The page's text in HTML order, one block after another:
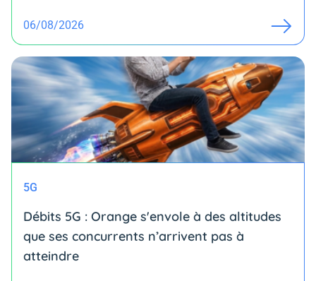
06/08/2026
5G
Débits 5G : Orange s'envole à des altitudes
que ses concurrents n’arrivent pas à
atteindre